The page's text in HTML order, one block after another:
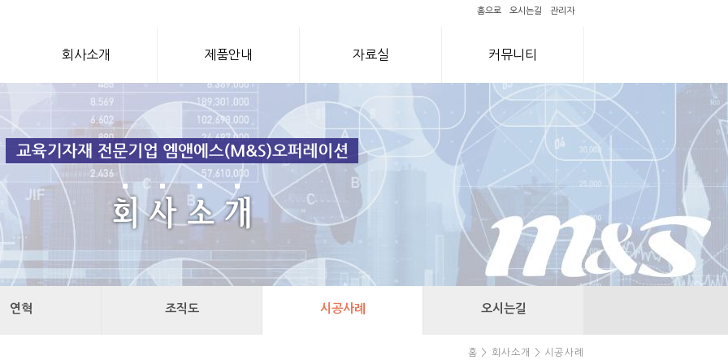
홈으로 오시는길 관리자
회사소개 제품안내 자료실 커뮤니티
연혁 조직도 시공사례 오시는길
홈 > 회사소개 > 시공사례